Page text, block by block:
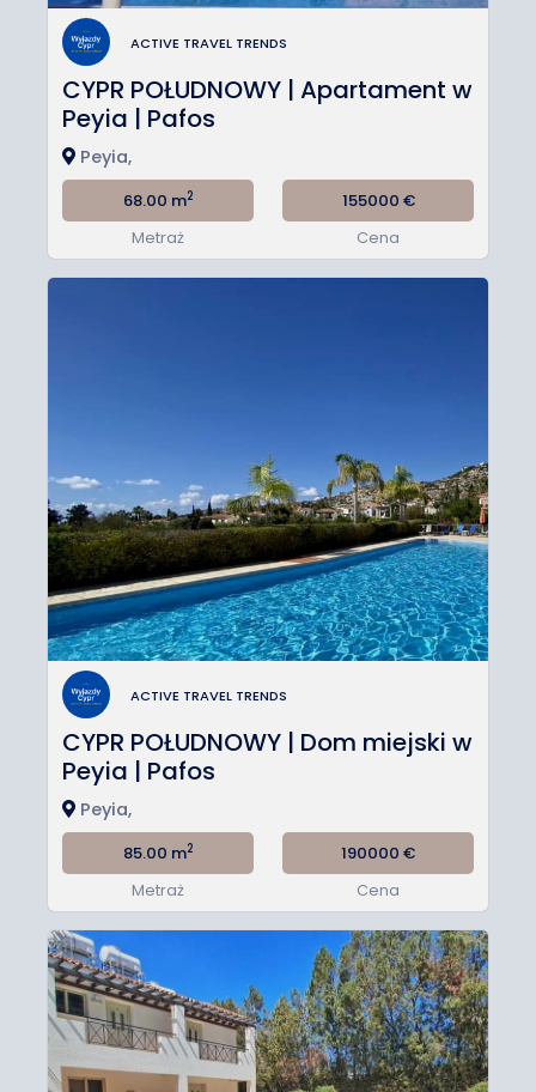
ACTIVE TRAVEL TRENDS
CYPR POŁUDNOWY | Apartament w
Peyia | Pafos
Peyia,
68.00 m2
Metraż
155000 €
Cena
ACTIVE TRAVEL TRENDS
CYPR POŁUDNOWY | Dom miejski w
Peyia | Pafos
Peyia,
85.00 m2
Metraż
190000 €
Cena